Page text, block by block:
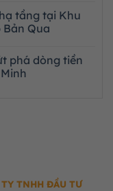
tầng tại Khu
Qua
phá dòng tiền
TNHH ĐẦU TƯ